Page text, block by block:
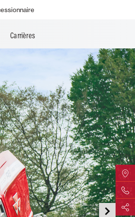
Carrières
Partager